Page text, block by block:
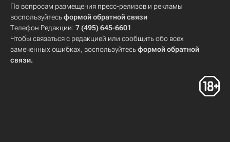
По вопросам размещения пресс-релизов и рекламы
воспользуйтесьформой обратной связи
Телефон Редакции: 7 (495) 645-6601
Чтобы связаться с редакцией или сообщить обо всех
замеченных ошибках, воспользуйтесьформой обратной
связи.